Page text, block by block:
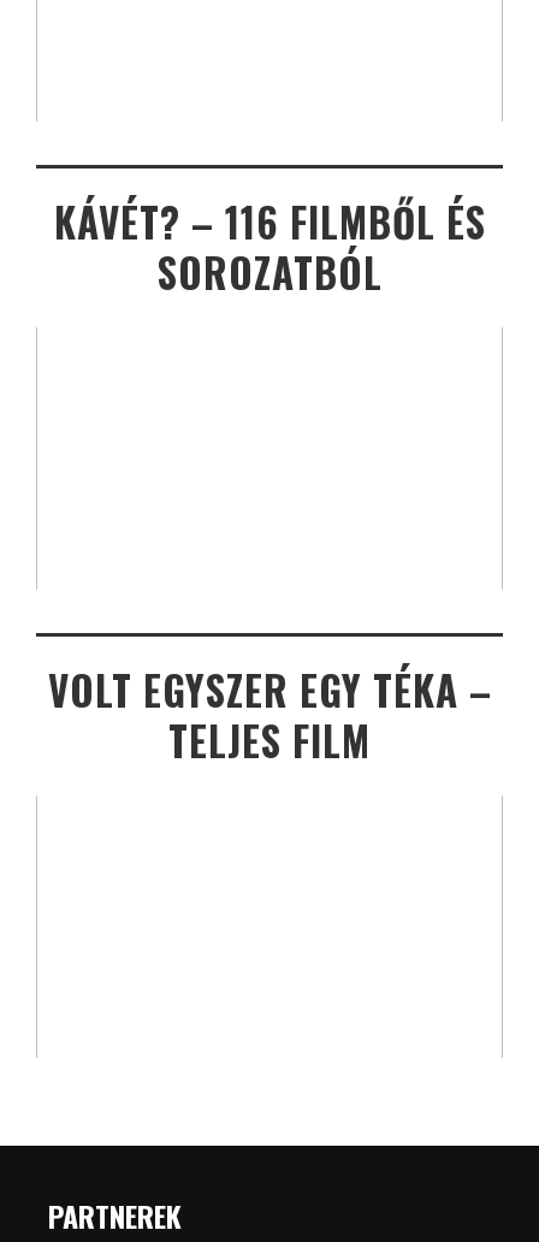
KÁVÉT? – 116 FILMBŐL ÉS
SOROZATBÓL
VOLT EGYSZER EGY TÉKA –
TELJES FILM
PARTNEREK